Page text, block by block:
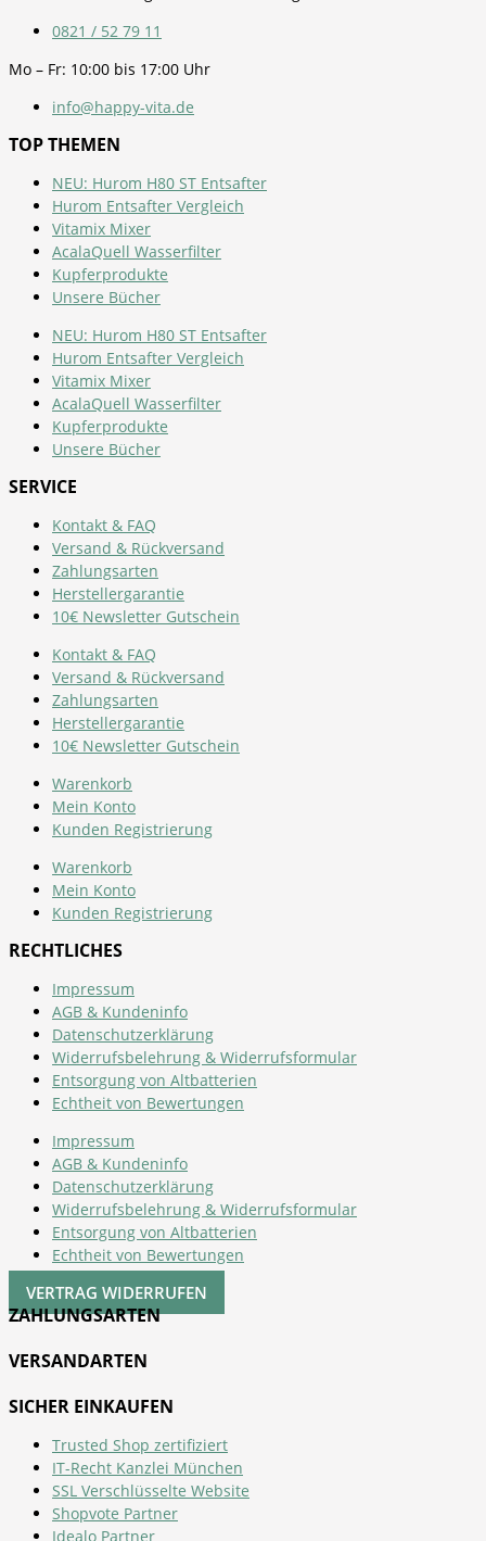
0821 / 52 79 11
Mo – Fr: 10:00 bis 17:00 Uhr
info@happy-vita.de
TOP THEMEN
NEU: Hurom H80 ST Entsafter
Hurom Entsafter Vergleich
Vitamix Mixer
AcalaQuell Wasserfilter
Kupferprodukte
Unsere Bücher
NEU: Hurom H80 ST Entsafter
Hurom Entsafter Vergleich
Vitamix Mixer
AcalaQuell Wasserfilter
Kupferprodukte
Unsere Bücher
SERVICE
Kontakt & FAQ
Versand & Rückversand
Zahlungsarten
Herstellergarantie
10€ Newsletter Gutschein
Kontakt & FAQ
Versand & Rückversand
Zahlungsarten
Herstellergarantie
10€ Newsletter Gutschein
Warenkorb
Mein Konto
Kunden Registrierung
Warenkorb
Mein Konto
Kunden Registrierung
RECHTLICHES
Impressum
AGB & Kundeninfo
Datenschutzerklärung
Widerrufsbelehrung & Widerrufsformular
Entsorgung von Altbatterien
Echtheit von Bewertungen
Impressum
AGB & Kundeninfo
Datenschutzerklärung
Widerrufsbelehrung & Widerrufsformular
Entsorgung von Altbatterien
Echtheit von Bewertungen
VERTRAG WIDERRUFEN
ZAHLUNGSARTEN
VERSANDARTEN
SICHER EINKAUFEN
Trusted Shop zertifiziert
IT-Recht Kanzlei München
SSL Verschlüsselte Website
Shopvote Partner
Idealo Partner